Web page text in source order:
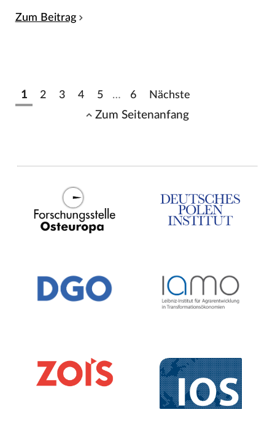
Zum Beitrag
1 2 3 4 5 … 6 Nächste
Zum Seitenanfang